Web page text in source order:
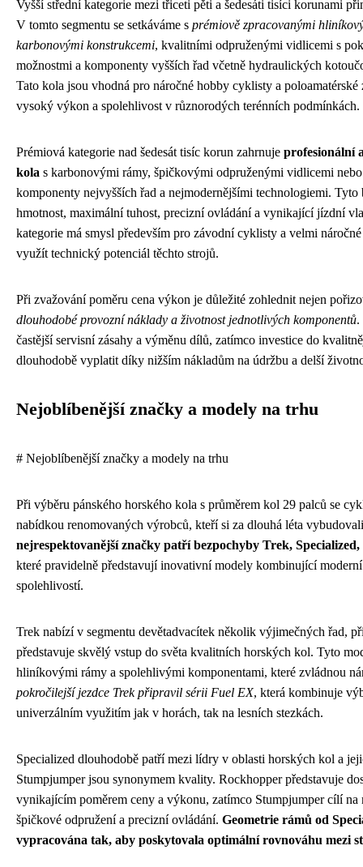
Vyšší střední kategorie mezi třiceti pěti a šedesáti tisíci korunami
V tomto segmentu se setkáváme s prémiově zpracovanými
karbonovými konstrukcemi, kvalitními odpruženými vidlicemi s
možnostmi a komponenty vyšších řad včetně hydraulických
Tato kola jsou vhodná pro náročné hobby cyklisty a
vysoký výkon a spolehlivost v různorodých terénních podmínkách.
Prémiová kategorie nad šedesát tisíc korun zahrnuje profesionální
kola s karbonovými rámy, špičkovými odpruženými vidlicemi
komponenty nejvyšších řad a nejmodernějšími technologiemi.
hmotnost, maximální tuhost, precizní ovládání a vynikající jízdní
kategorie má smysl především pro závodní cyklisty a velmi
využít technický potenciál těchto strojů.
Při zvažování poměru cena výkon je důležité zohlednit nejen
dlouhodobé provozní náklady a životnost jednotlivých komponentů.
častější servisní zásahy a výměnu dílů, zatímco investice do
dlouhodobě vyplatit díky nižším nákladům na údržbu a delší
Nejoblíbenější značky a modely na trhu
# Nejoblíbenější značky a modely na trhu
Při výběru pánského horského kola s průměrem kol 29 palců se
nabídkou renomovaných výrobců, kteří si za dlouhá léta
nejrespektovanější značky patří bezpochyby Trek,
které pravidelně představují inovativní modely kombinující
spolehlivostí.
Trek nabízí v segmentu devětadvacítek několik výjimečných řad,
představuje skvělý vstup do světa kvalitních horských kol. Tyto
hliníkovými rámy a spolehlivými komponentami, které zvládnou
pokročilejší jezdce Trek připravil sérii Fuel EX, která kombinuje
univerzálním využitím jak v horách, tak na lesních stezkách.
Specialized dlouhodobě patří mezi lídry v oblasti horských kol a
Stumpjumper jsou synonymem kvality. Rockhopper představuje
vynikajícím poměrem ceny a výkonu, zatímco Stumpjumper cílí na
špičkové odpružení a precizní ovládání. Geometrie rámů od
vypracována tak, aby poskytovala optimální rovnováhu mezi